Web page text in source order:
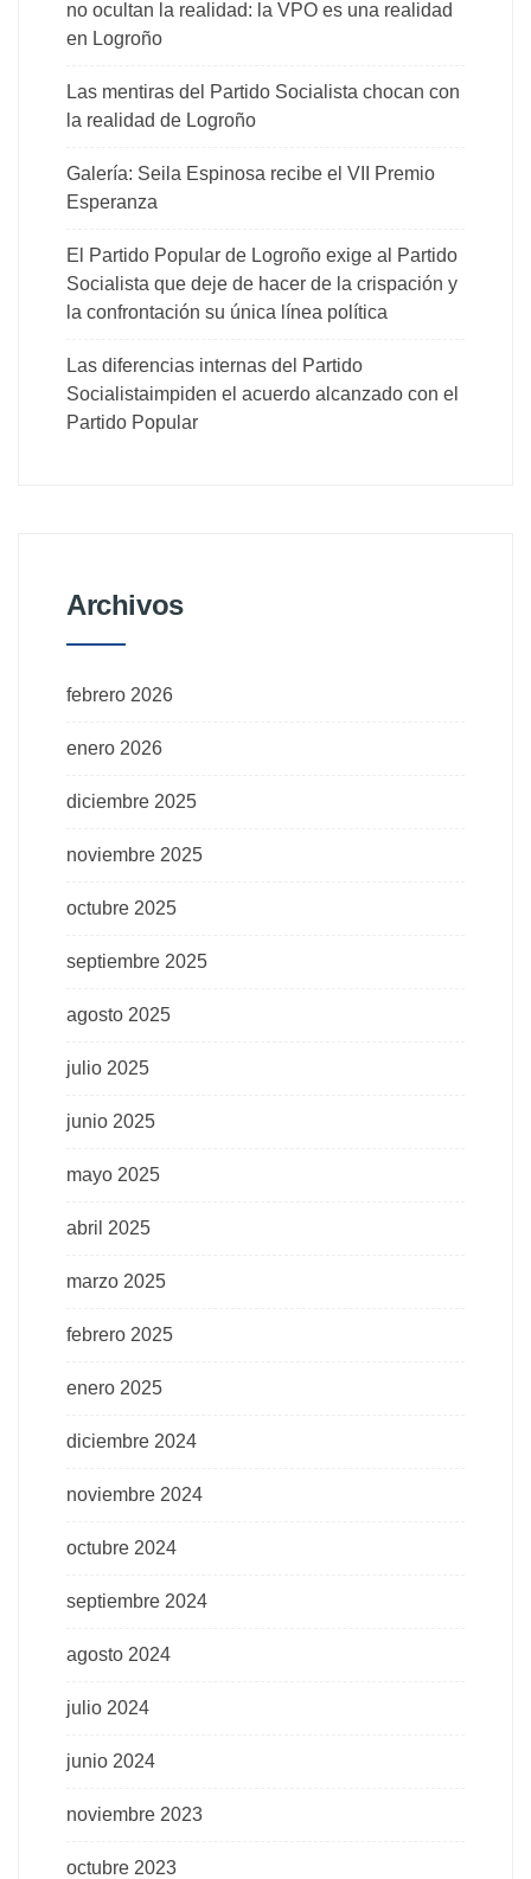
no ocultan la realidad: la VPO es una realidad
en Logroño
Las mentiras del Partido Socialista chocan con
la realidad de Logroño
Galería: Seila Espinosa recibe el VII Premio
Esperanza
El Partido Popular de Logroño exige al Partido
Socialista que deje de hacer de la crispación y
la confrontación su única línea política
Las diferencias internas del Partido
Socialistaimpiden el acuerdo alcanzado con el
Partido Popular
Archivos
febrero 2026
enero 2026
diciembre 2025
noviembre 2025
octubre 2025
septiembre 2025
agosto 2025
julio 2025
junio 2025
mayo 2025
abril 2025
marzo 2025
febrero 2025
enero 2025
diciembre 2024
noviembre 2024
octubre 2024
septiembre 2024
agosto 2024
julio 2024
junio 2024
noviembre 2023
octubre 2023